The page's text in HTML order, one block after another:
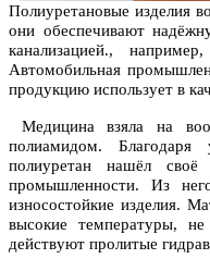
Полиуретановые изделия
они обеспечивают
канализацией.,
Автомобильная
продукцию использует в
Медицина взяла на
полиамидом. Благодаря
полиуретан нашёл
промышленности. Из
износостойкие изделия.
высокие температуры,
действуют пролитые